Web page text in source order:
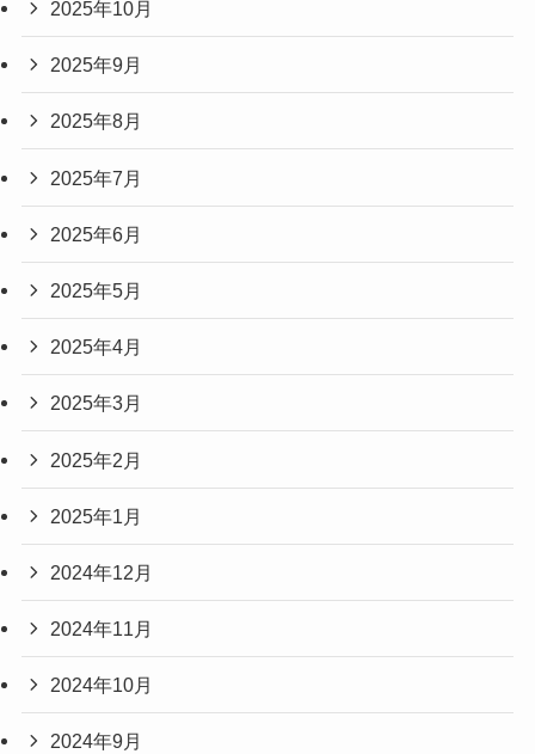
2025年10月
2025年9月
2025年8月
2025年7月
2025年6月
2025年5月
2025年4月
2025年3月
2025年2月
2025年1月
2024年12月
2024年11月
2024年10月
2024年9月